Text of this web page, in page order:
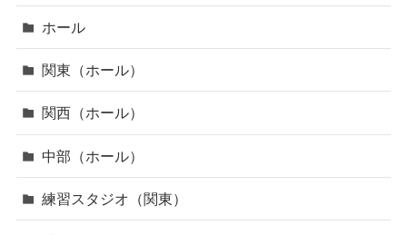
ホール
関東（ホール）
関西（ホール）
中部（ホール）
練習スタジオ（関東）